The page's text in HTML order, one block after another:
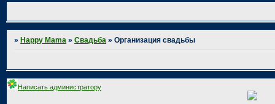
» Happy Mama »Свадьба »Организация свадьбы
Написать администратору